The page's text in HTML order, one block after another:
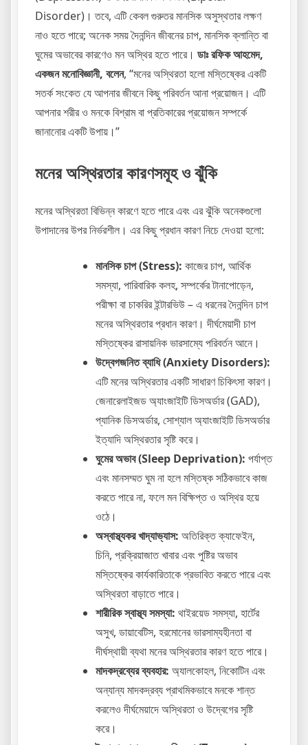
Disorder)। তবে, এটি কেবল গুরুতর মানসিক অসুস্থতার লক্ষণ
নাও হতে পারে; অনেক সময় দৈনন্দিন জীবনের চাপ, মানসিক ক্লান্তি বা
ঘুমের অভাবের কারণেও মন অস্থির হতে পারে। ডাঃ রফিক আহমেদ,
একজন মনোবিজ্ঞানী, বলেন, “মনের অস্থিরতা হলো মস্তিষ্কের একটি
সতর্ক সংকেত যে আপনার জীবনে কিছু পরিবর্তন আনা প্রয়োজন। এটি
আপনার শরীর ও মনকে বিশ্রাম বা প্রতিকারের প্রয়োজন সম্পর্কে
জানানোর একটি উপায়।”
মনের অস্থিরতার কারণসমূহ ও ঝুঁকি
মনের অস্থিরতা বিভিন্ন কারণে হতে পারে এবং এর ঝুঁকি অনেকগুলো
উপাদানের উপর নির্ভরশীল। এর কিছু প্রধান কারণ নিচে দেওয়া হলো:
মানসিক চাপ (Stress): কাজের চাপ, আর্থিক
সমস্যা, পারিবারিক কলহ, সম্পর্কের টানাপোড়েন,
পরীক্ষা বা চাকরির ইন্টারভিউ – এ ধরনের দৈনন্দিন চাপ
মনের অস্থিরতার প্রধান কারণ। দীর্ঘমেয়াদী চাপ
মস্তিষ্কের রাসায়নিক ভারসাম্যে পরিবর্তন আনে।
উদ্বেগজনিত ব্যাধি (Anxiety Disorders):
এটি মনের অস্থিরতার একটি সাধারণ চিকিৎসা কারণ।
জেনারেলাইজড অ্যাংজাইটি ডিসঅর্ডার (GAD),
প্যানিক ডিসঅর্ডার, সোশ্যাল অ্যাংজাইটি ডিসঅর্ডার
ইত্যাদি অস্থিরতার সৃষ্টি করে।
ঘুমের অভাব (Sleep Deprivation): পর্যাপ্ত
এবং মানসম্মত ঘুম না হলে মস্তিষ্ক সঠিকভাবে কাজ
করতে পারে না, ফলে মন বিক্ষিপ্ত ও অস্থির হয়ে
ওঠে।
অস্বাস্থ্যকর খাদ্যাভ্যাস: অতিরিক্ত ক্যাফেইন,
চিনি, প্রক্রিয়াজাত খাবার এবং পুষ্টির অভাব
মস্তিষ্কের কার্যকারিতাকে প্রভাবিত করতে পারে এবং
অস্থিরতা বাড়াতে পারে।
শারীরিক স্বাস্থ্য সমস্যা: থাইরয়েড সমস্যা, হার্টের
অসুখ, ডায়াবেটিস, হরমোনের ভারসাম্যহীনতা বা
দীর্ঘস্থায়ী ব্যথা মনের অস্থিরতার কারণ হতে পারে।
মাদকদ্রব্যের ব্যবহার: অ্যালকোহল, নিকোটিন এবং
অন্যান্য মাদকদ্রব্য প্রাথমিকভাবে মনকে শান্ত
করলেও দীর্ঘমেয়াদে অস্থিরতা ও উদ্বেগের সৃষ্টি
করে।